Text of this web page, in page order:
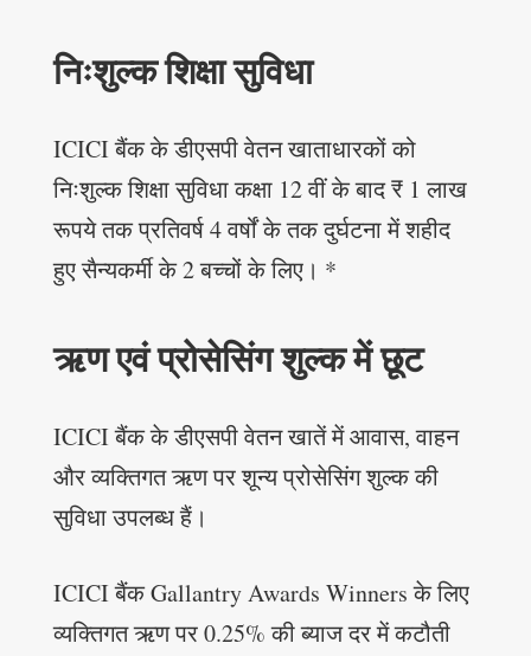
निःशुल्क शिक्षा सुविधा
ICICI बैंक के डीएसपी वेतन खाताधारकों को
निःशुल्क शिक्षा सुविधा कक्षा 12 वीं के बाद ₹ 1 लाख
रूपये तक प्रतिवर्ष 4 वर्षों के तक दुर्घटना में शहीद
हुए सैन्यकर्मी के 2 बच्चों के लिए। *
ऋण एवं प्रोसेसिंग शुल्क में छूट
ICICI बैंक के डीएसपी वेतन खातें में आवास, वाहन
और व्यक्तिगत ऋण पर शून्य प्रोसेसिंग शुल्क की
सुविधा उपलब्ध हैं।
ICICI बैंक Gallantry Awards Winners के लिए
व्यक्तिगत ऋण पर 0.25% की ब्याज दर में कटौती